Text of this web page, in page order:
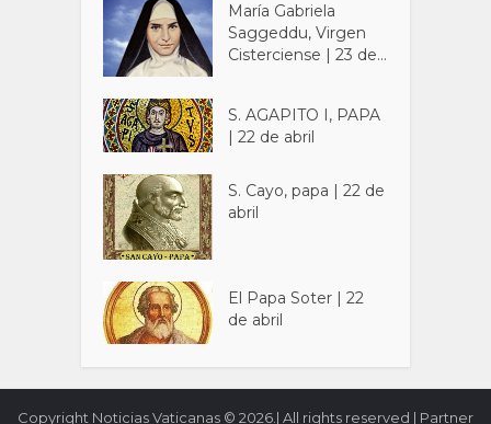
María Gabriela
Saggeddu, Virgen
Cisterciense | 23 de...
S. AGAPITO I, PAPA
| 22 de abril
S. Cayo, papa | 22 de
abril
El Papa Soter | 22
de abril
Copyright Noticias Vaticanas © 2026.| All rights reserved | Partner